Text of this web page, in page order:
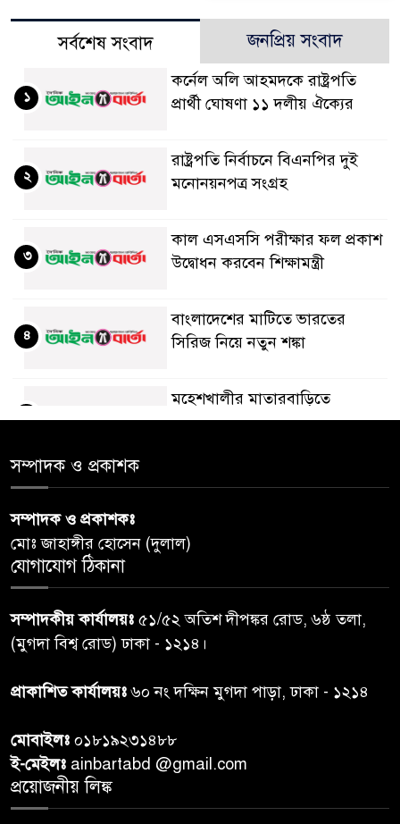
সর্বশেষ সংবাদ জনপ্রিয় সংবাদ
কর্নেল অলি আহমদকে রাষ্ট্রপতি
প্রার্থী ঘোষণা ১১ দলীয় ঐক্যের
১
রাষ্ট্রপতি নির্বাচনে বিএনপির দুই
মনোনয়নপত্র সংগ্রহ
২
কাল এসএসসি পরীক্ষার ফল প্রকাশ
উদ্বোধন করবেন শিক্ষামন্ত্রী
৩
বাংলাদেশের মাটিতে ভারতের
সিরিজ নিয়ে নতুন শঙ্কা
৪
মহেশখালীর মাতারবাড়িতে
পৌঁছেছেন প্রধানমন্ত্রী
৬
গাজার ধ্বংসস্তূপে মিলল আরও ১৯
৭
কুলাউড়া সীমান্তে বিএসএফের
৮
নেওয়ার পর ভারতীয় নাগরিক আটক
৯
১০
সম্পাদক ও প্রকাশক
সম্পাদক ও প্রকাশকঃ
মোঃ জাহাঙ্গীর হোসেন (দুলাল)
যোগাযোগ ঠিকানা
সম্পাদকীয় কার্যালয়ঃ ৫১/৫২ অতিশ দীপঙ্কর রোড, ৬ষ্ঠ তলা,
(মুগদা বিশ্ব রোড) ঢাকা - ১২১৪।
প্রাকাশিত কার্যালয়ঃ৬০ নং দক্ষিন মুগদা পাড়া, ঢাকা - ১২১৪
মোবাইলঃ ০১৮১৯২৩১৪৮৮
ই-মেইলঃ ainbartabd @gmail.com
প্রয়োজনীয় লিঙ্ক